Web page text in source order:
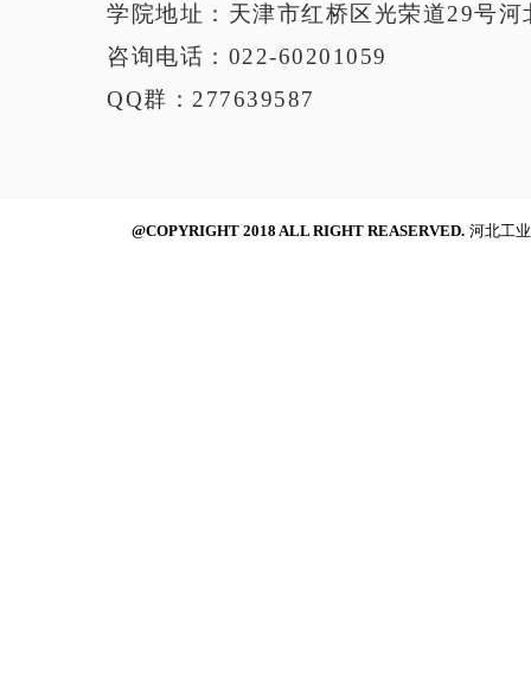
学院地址：天津市红桥区光荣道29号
咨询电话：022-60201059
QQ群：277639587
@COPYRIGHT 2018 ALL RIGHT REASERVED. 河北工